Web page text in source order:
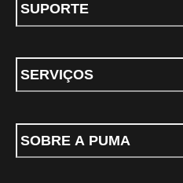
SUPORTE
SERVIÇOS
SOBRE A PUMA